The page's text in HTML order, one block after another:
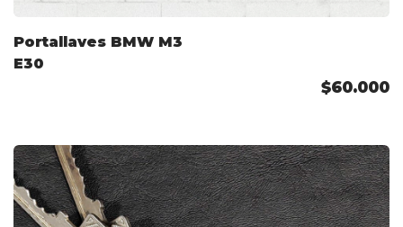
Portallaves BMW M3
E30
$60.000